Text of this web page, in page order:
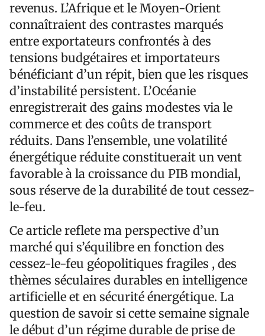
revenus. L’Afrique et le Moyen-Orient
connaîtraient des contrastes marqués
entre exportateurs confrontés à des
tensions budgétaires et importateurs
bénéficiant d’un répit, bien que les risques
d’instabilité persistent. L’Océanie
enregistrerait des gains modestes via le
commerce et des coûts de transport
réduits. Dans l’ensemble, une volatilité
énergétique réduite constituerait un vent
favorable à la croissance du PIB mondial,
sous réserve de la durabilité de tout cessez-
le-feu.
Ce article reflete ma perspective d’un
marché qui s’équilibre en fonction des
cessez-le-feu géopolitiques fragiles , des
thèmes séculaires durables en intelligence
artificielle et en sécurité énergétique. La
question de savoir si cette semaine signale
le début d’un régime durable de prise de